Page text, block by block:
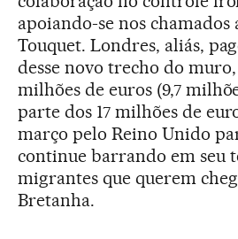
apoiando-se nos chamados
Touquet. Londres, aliás,
desse novo trecho do
milhões de euros (9,7
parte dos 17 milhões de
março pelo Reino Unido
continue barrando em seu
migrantes que querem
Bretanha.